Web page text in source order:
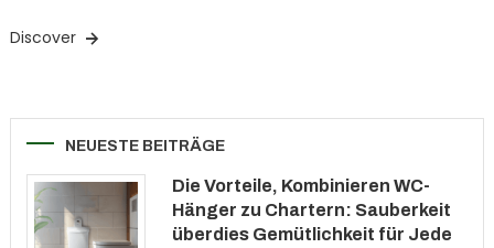
Discover
NEUESTE BEITRÄGE
Die Vorteile, Kombinieren WC-
Hänger zu Chartern: Sauberkeit
überdies Gemütlichkeit für Jede